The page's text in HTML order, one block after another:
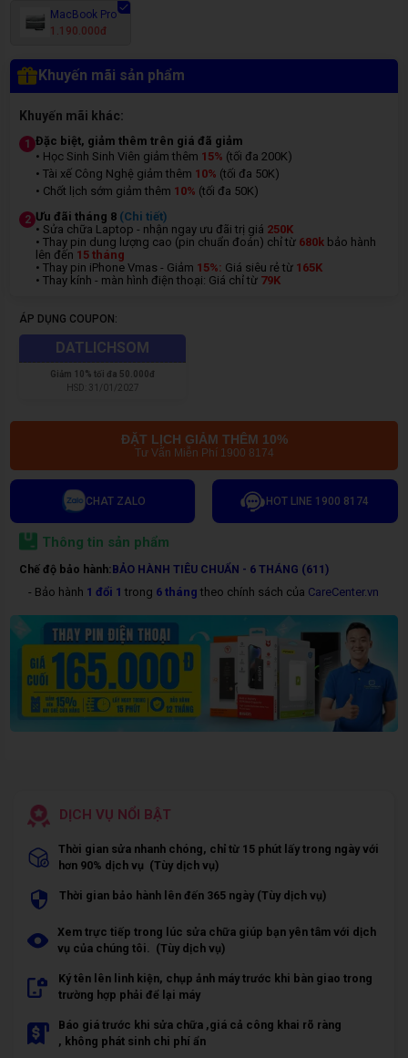
MacBook Pro
1.190.000đ
Khuyến mãi sản phẩm
Khuyến mãi khác:
1
Đặc biệt, giảm thêm trên giá đã giảm
• Học Sinh Sinh Viên giảm thêm 15% (tối đa 200K)
• Tài xế Công Nghệ giảm thêm 10% (tối đa 50K)
• Chốt lịch sớm giảm thêm 10% (tối đa 50K)
2 Ưu đãi tháng 8 (Chi tiết)
• Sửa chữa Laptop - nhận ngay ưu đãi trị giá 250K
• Thay pin dung lượng cao (pin chuẩn đoán) chỉ từ 680k bảo hành
lên đến 15 tháng
• Thay pin iPhone Vmas - Giảm 15%: Giá siêu rẻ từ 165K
• Thay kính - màn hình điện thoại: Giá chỉ từ 79K
ÁP DỤNG COUPON:
DATLICHSOM
Giảm 10% tối đa 50.000đ
HSD:
31/01/2027
ĐẶT LỊCH GIẢM THÊM 10%
Tư Vấn Miễn Phí 1900 8174
CHAT ZALO HOT LINE 1900 8174
Thông tin sản phẩm
Chế độ bảo hành:BẢO HÀNH TIÊU CHUẨN - 6 THÁNG (611)
- Bảo hành 1 đổi 1 trong 6 tháng theo chính sách của CareCenter.vn
DỊCH VỤ NỔI BẬT
Thời gian sửa nhanh chóng, chỉ từ 15 phút lấy trong ngày với
hơn 90% dịch vụ (Tùy dịch vụ)
Thời gian bảo hành lên đến 365 ngày (Tùy dịch vụ)
Xem trực tiếp trong lúc sửa chữa giúp bạn yên tâm với dịch
vụ của chúng tôi. (Tùy dịch vụ)
Ký tên lên linh kiện, chụp ảnh máy trước khi bàn giao trong
trường hợp phải để lại máy
Báo giá trước khi sửa chữa ,giá cả công khai rõ ràng
, không phát sinh chi phí ẩn